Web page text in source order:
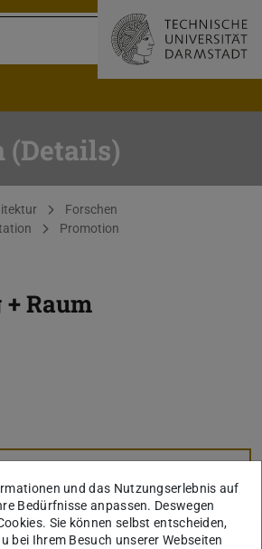
(Details)
Forschen
Promotion
Raum
und das Nutzungserlebnis auf
Bedürfnisse anpassen. Deswegen
Sie können selbst entscheiden,
bei Ihrem Besuch unserer Webseiten